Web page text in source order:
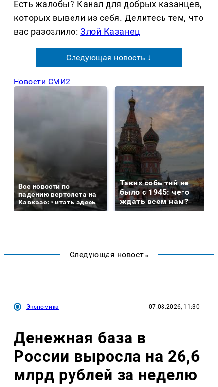
Есть жалобы? Канал для добрых казанцев,
которых вывели из себя. Делитеcь тем, что
вас разозлило:Злой Казанец
Следующая новость ↓
Новости СМИ2
Все новости по
падению вертолета на
Кавказе: читать здесь
Таких событий не
было с 1945: чего
ждать всем нам?
Следующая новость
Экономика 07.08.2026, 11:30
Денежная база в
России выросла на 26,6
млрд рублей за неделю